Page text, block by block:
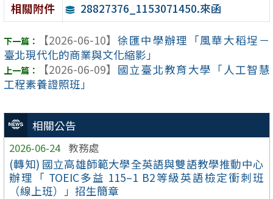
相關公告
2026-06-24 教務處
(轉知) 國立高雄師範大學全英語與雙語教學推動中心
辦理「 TOEIC多益 115–1 B2等級英語檢定衝刺班
（線上班）」招生簡章
相關附件
28827376_1153071450.來函
【2026-06-10】 徐匯中學辦理「風華大稻埕－
臺北現代化的商業與文化縮影」
【2026-06-09】 國立臺北教育大學「人工智慧
工程素養證照班」